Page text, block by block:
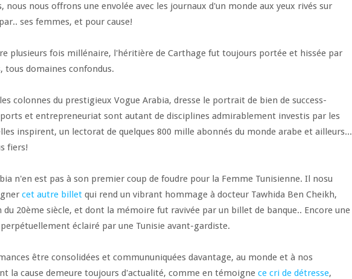
nous nous offrons une envolée avec les journaux d'un monde aux yeux rivés sur
ses femmes, et pour cause!
plusieurs fois millénaire, l'héritière de Carthage fut toujours portée et hissée par
tous domaines confondus.
colonnes du prestigieux Vogue Arabia, dresse le portrait de bien de success-
et entrepreneuriat sont autant de disciplines admirablement investis par les
inspirent, un lectorat de quelques 800 mille abonnés du monde arabe et ailleurs...
fiers!
n'en est pas à son premier coup de foudre pour la Femme Tunisienne. Il nosu
cet autre billet qui rend un vibrant hommage à docteur Tawhida Ben Cheikh,
20ème siècle, et dont la mémoire fut ravivée par un billet de banque.. Encore une
éclairé par une Tunisie avant-gardiste.
être consolidées et commununiquées davantage, au monde et à nos
la cause demeure toujours d'actualité, comme en témoigne ce cri de détresse,